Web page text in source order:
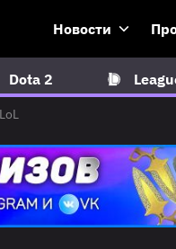
Новости
Dota 2